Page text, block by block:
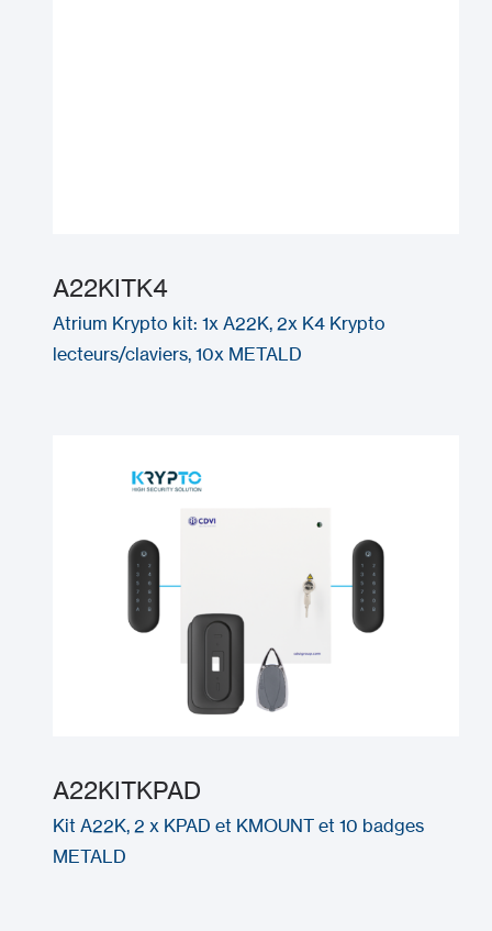
A22KITK4
Atrium Krypto kit: 1x A22K, 2x K4 Krypto
lecteurs/claviers, 10x METALD
A22KITKPAD
Kit A22K, 2 x KPAD et KMOUNT et 10 badges
METALD